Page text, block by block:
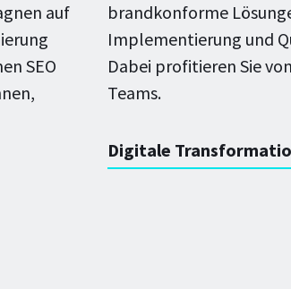
auf
SEO
brandkonforme
Implementierung und
Dabei profitieren Sie
Teams.
Digitale